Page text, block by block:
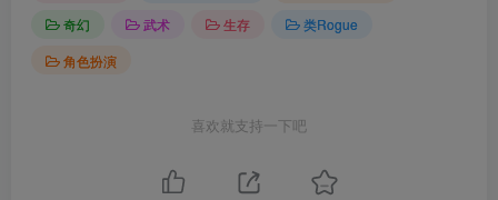
奇幻
武术 生存
类Rogue
角色扮演
喜欢就支持一下吧